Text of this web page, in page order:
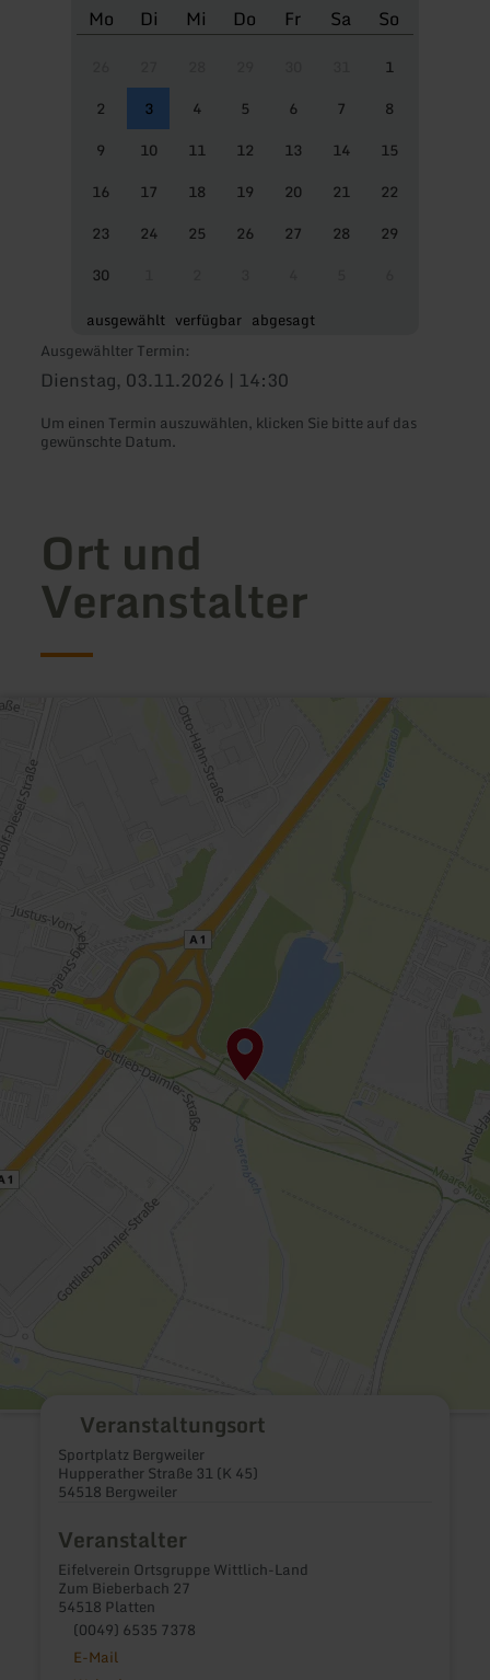
Mo Di Mi Do Fr Sa So
1
2
3 4 5 6 7
8
9
10 11 12 13 14
15
16
17 18 19 20 21
22
23
24 25 26 27 28
29
30
ausgewählt verfügbar abgesagt
Ausgewählter Termin:
Dienstag, 03.11.2026 | 14:30
Um einen Termin auszuwählen, klicken Sie bitte auf das
gewünschte Datum.
Ort und
Veranstalter
Veranstaltungsort
Sportplatz Bergweiler
Hupperather Straße 31 (K 45)
54518 Bergweiler
Veranstalter
Eifelverein Ortsgruppe Wittlich-Land
Zum Bieberbach 27
54518 Platten
(0049) 6535 7378
E-Mail